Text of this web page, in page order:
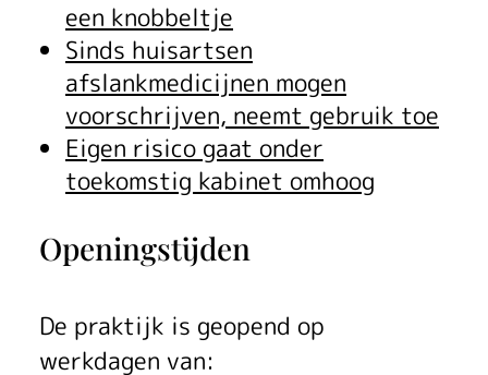
n
g
f
o
r
s
m
een knobbeltje
Sinds huisartsen
afslankmedicijnen mogen
voorschrijven, neemt gebruik toe
Eigen risico gaat onder
toekomstig kabinet omhoog
Openingstijden
De praktijk is geopend op
werkdagen van: